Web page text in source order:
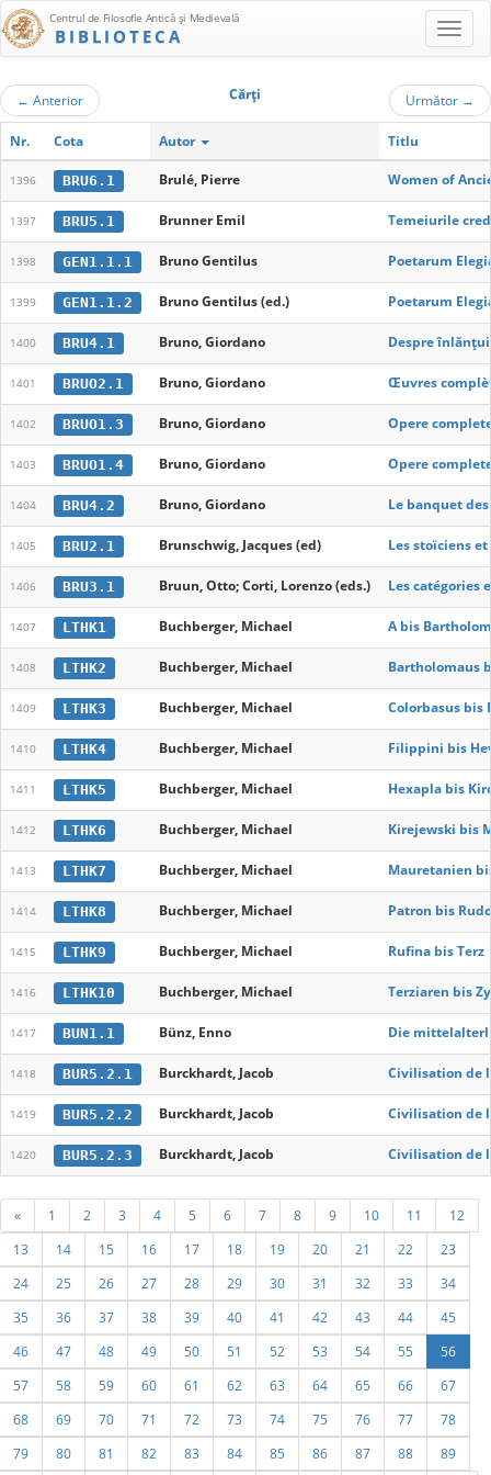
Centrul de Filosofie Antică şi Medievală
BIBLIOTECA
← Anterior Cărţi Următor →
Nr. Cota Autor Titlu
1396 BRU6.1 Brulé, Pierre Women of
1397 BRU5.1 Brunner Emil Temeiurile
1398 GEN1.1.1 Bruno Gentilus Poetarum
1399 GEN1.1.2 Bruno Gentilus (ed.) Poetarum
1400 BRU4.1 Bruno, Giordano Despre
1401 BRUO2.1 Bruno, Giordano Œuvres
1402 BRUO1.3 Bruno, Giordano Opere
1403 BRUO1.4 Bruno, Giordano Opere
1404 BRU4.2 Bruno, Giordano Le banquet
1405 BRU2.1 Brunschwig, Jacques (ed) Les stoïciens
1406 BRU3.1 Bruun, Otto; Corti, Lorenzo (eds.) Les catégories
1407 LTHK1 Buchberger, Michael A bis
1408 LTHK2 Buchberger, Michael Bartholomaus
1409 LTHK3 Buchberger, Michael Colorbasus bis
1410 LTHK4 Buchberger, Michael Filippini bis
1411 LTHK5 Buchberger, Michael Hexapla bis
1412 LTHK6 Buchberger, Michael Kirejewski bis
1413 LTHK7 Buchberger, Michael Mauretanien
1414 LTHK8 Buchberger, Michael Patron bis
1415 LTHK9 Buchberger, Michael Rufina bis Terz
1416 LTHK10 Buchberger, Michael Terziaren bis
1417 BUN1.1 Bünz, Enno Die
1418 BUR5.2.1 Burckhardt, Jacob Civilisation de
1419 BUR5.2.2 Burckhardt, Jacob Civilisation de
1420 BUR5.2.3 Burckhardt, Jacob Civilisation de
« 1 2 3 4 5 6 7 8 9 10 11
12
13
14 15 16 17 18 19 20 21 22
23
24
25 26 27 28 29 30 31 32 33
34
35
36 37 38 39 40 41 42 43 44
45
46
47 48 49 50 51 52 53 54 55
56
57
58 59 60 61 62 63 64 65 66
67
68
69 70 71 72 73 74 75 76 77
78
79
80 81 82 83 84 85 86 87 88 89